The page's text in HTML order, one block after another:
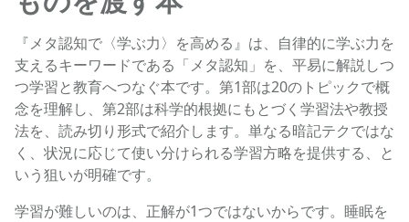
『メタ認知で〈学ぶ力〉を高める』は、自律的に学ぶ力を
支えるキーワードである「メタ認知」を、平易に解説しつ
つ学習と教育へつなぐ本です。第1部は20のトピックで概
念を理解し、第2部は科学的根拠にもとづく学習法や教授
法を、読み切り形式で紹介します。単なる暗記テクではな
く、状況に応じて使い分けられる学習方略を提供する、と
いう狙いが明確です。
学習が難しいのは、正解が1つではないからです。睡眠を